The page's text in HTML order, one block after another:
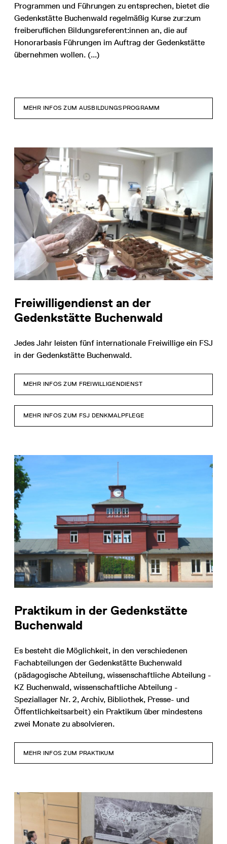
Programmen und Führungen zu entsprechen, bietet die
Gedenkstätte Buchenwald regelmäßig Kurse zur:zum
freiberuflichen Bildungsreferent:innen an, die auf
Honorarbasis Führungen im Auftrag der Gedenkstätte
übernehmen wollen. (...)
MEHR INFOS ZUM AUSBILDUNGSPROGRAMM
Freiwilligendienst an der
Gedenkstätte Buchenwald
Jedes Jahr leisten fünf internationale Freiwillige ein FSJ
in der Gedenkstätte Buchenwald.
MEHR INFOS ZUM FREIWILLIGENDIENST
MEHR INFOS ZUM FSJ DENKMALPFLEGE
Praktikum in der Gedenkstätte
Buchenwald
Es besteht die Möglichkeit, in den verschiedenen
Fachabteilungen der Gedenkstätte Buchenwald
(pädagogische Abteilung, wissenschaftliche Abteilung -
KZ Buchenwald, wissenschaftliche Abteilung -
Speziallager Nr. 2, Archiv, Bibliothek, Presse- und
Öffentlichkeitsarbeit) ein Praktikum über mindestens
zwei Monate zu absolvieren.
MEHR INFOS ZUM PRAKTIKUM